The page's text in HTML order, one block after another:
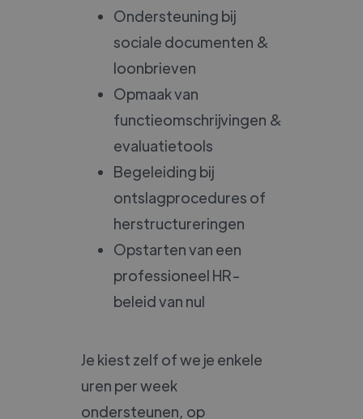
Ondersteuning bij
sociale documenten &
loonbrieven
Opmaak van
functieomschrijvingen &
evaluatietools
Begeleiding bij
ontslagprocedures of
herstructureringen
Opstarten van een
professioneel HR-
beleid van nul
Je kiest zelf of we je enkele
uren per week
ondersteunen, op